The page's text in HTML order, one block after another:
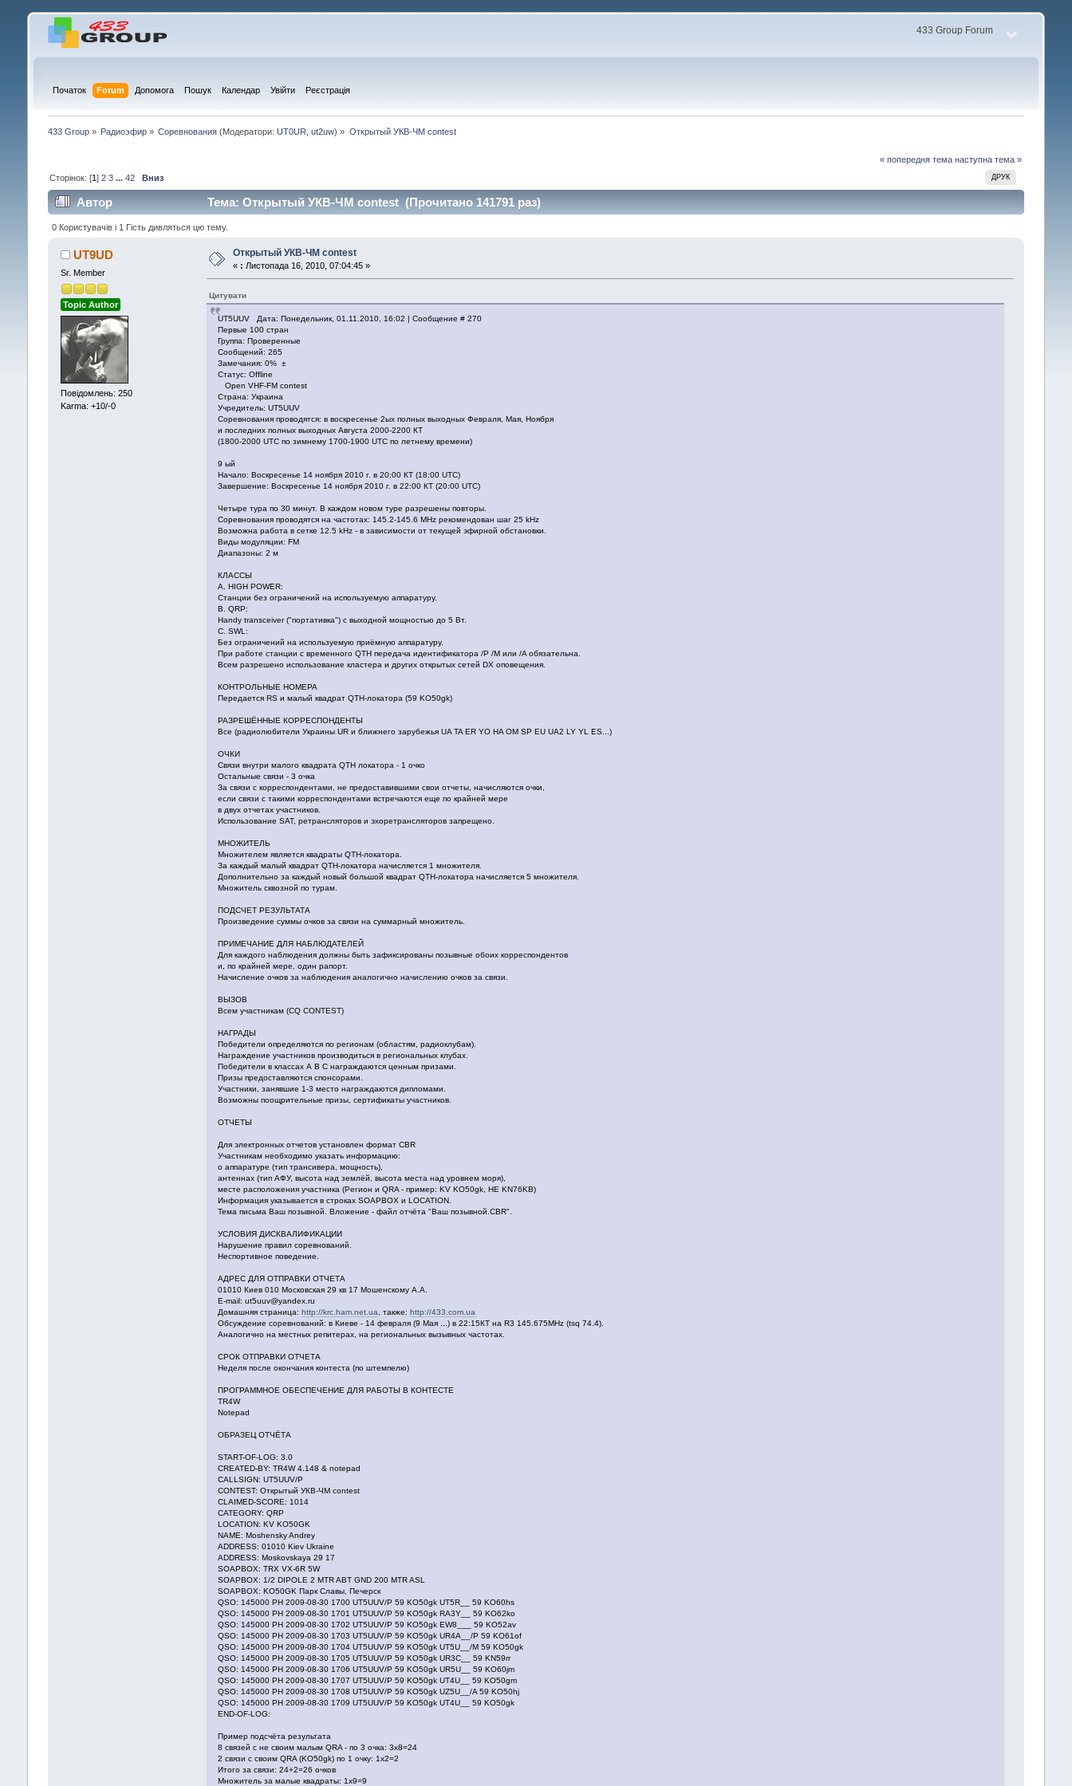
433 Group Forum
Початок Forum Допомога Пошук Календар Увійти Реєстрація
433 Group» Радиоэфир » Соревнования (Модератори:UT0UR ,ut2uw) » Открытый УКВ-ЧМ contest
« попередня тема наступна тема »
ДРУК
Сторінок: [1] 2 3 ... 42 Вниз
Автор Тема: Открытый УКВ-ЧМ contest (Прочитано 141791 раз)
0 Користувачів і 1 Гість дивляться цю тему.
UT9UD
Sr. Member
Topic Author
Повідомлень: 250
Karma: +10/-0
Открытый УКВ-ЧМ contest
« : Листопада 16, 2010, 07:04:45 »
Цитувати
UT5UUV Дата: Понедельник, 01.11.2010, 16:02 | Сообщение # 270
Первые 100 стран
Группа: Проверенные
Сообщений: 265
Замечания: 0% ±
Статус: Offline
Open VHF-FM contest
Страна: Украина
Учредитель: UT5UUV
Соревнования проводятся: в воскресенье 2ых полных выходных Февраля, Мая, Ноября
и последних полных выходных Августа 2000-2200 КТ
(1800-2000 UTC по зимнему 1700-1900 UTC по летнему времени)
9 ый
Начало: Воскресенье 14 ноября 2010 г. в 20:00 КТ (18:00 UTC)
Завершение: Воскресенье 14 ноября 2010 г. в 22:00 КТ (20:00 UTC)
Четыре тура по 30 минут. В каждом новом туре разрешены повторы.
Соревнования проводятся на частотах: 145.2-145.6 MHz рекомендован шаг 25 kHz
Возможна работа в сетке 12.5 kHz - в зависимости от текущей эфирной обстановки.
Виды модуляции: FM
Диапазоны: 2 м
КЛАССЫ
A. HIGH POWER:
Станции без ограничений на используемую аппаратуру.
B. QRP:
Handy transceiver ("портативка") с выходной мощностью до 5 Вт.
C. SWL:
Без ограничений на используемую приёмную аппаратуру.
При работе станции с временного QTH передача идентификатора /P /M или /A обязательна.
Всем разрешено использование кластера и других открытых сетей DX оповещения.
КОНТРОЛЬНЫЕ НОМЕРА
Передается RS и малый квадрат QTH-локатора (59 KO50gk)
РАЗРЕШЁННЫЕ КОРРЕСПОНДЕНТЫ
Все (радиолюбители Украины UR и ближнего зарубежья UA TA ER YO HA OM SP EU UA2 LY YL ES...)
ОЧКИ
Связи внутри малого квадрата QTH локатора - 1 очко
Остальные связи - 3 очка
За связи с корреспондентами, не предоставившими свои отчеты, начисляются очки,
если связи с такими корреспондентами встречаются еще по крайней мере
в двух отчетах участников.
Использование SAT, ретрансляторов и эхоретрансляторов запрещено.
МНОЖИТЕЛЬ
Множителем является квадраты QTH-локатора.
За каждый малый квадрат QTH-локатора начисляется 1 множителя.
Дополнительно за каждый новый большой квадрат QTH-локатора начисляется 5 множителя.
Множитель сквозной по турам.
ПОДСЧЕТ РЕЗУЛЬТАТА
Произведение суммы очков за связи на суммарный множитель.
ПРИМЕЧАНИЕ ДЛЯ НАБЛЮДАТЕЛЕЙ
Для каждого наблюдения должны быть зафиксированы позывные обоих корреспондентов
и, по крайней мере, один рапорт.
Начисление очков за наблюдения аналогично начислению очков за связи.
ВЫЗОВ
Всем участникам (CQ CONTEST)
НАГРАДЫ
Победители определяются по регионам (областям, радиоклубам).
Награждение участников производиться в региональных клубах.
Победители в классах А В С награждаются ценным призами.
Призы предоставляются спонсорами.
Участники, занявшие 1-3 место награждаются дипломами.
Возможны поощрительные призы, сертификаты участников.
ОТЧЕТЫ
Для электронных отчетов установлен формат CBR
Участникам необходимо указать информацию:
о аппаратуре (тип трансивера, мощность),
антеннах (тип АФУ, высота над землёй, высота места над уровнем моря),
месте расположения участника (Регион и QRA - пример: KV KO50gk, HE KN76KB)
Информация указывается в строках SOAPBOX и LOCATION.
Тема письма Ваш позывной. Вложение - файл отчёта "Ваш позывной.CBR".
УСЛОВИЯ ДИСКВАЛИФИКАЦИИ
Нарушение правил соревнований.
Неспортивное поведение.
АДРЕС ДЛЯ ОТПРАВКИ ОТЧЕТА
01010 Киев 010 Московская 29 кв 17 Мошенскому А.А.
E-mail:ut5uuv@yandex.ru
Домашняя страница:http://krc.ham.net.ua , также:http://433.com.ua
Обсуждение соревнований: в Киеве - 14 февраля (9 Мая ...) в 22:15КТ на R3 145.675MHz (tsq 74.4).
Аналогично на местных репитерах, на региональных вызывных частотах.
СРОК ОТПРАВКИ ОТЧЕТА
Неделя после окончания контеста (по штемпелю)
ПРОГРАММНОЕ ОБЕСПЕЧЕНИЕ ДЛЯ РАБОТЫ В КОНТЕСТЕ
TR4W
Notepad
ОБРАЗЕЦ ОТЧЁТА
START-OF-LOG: 3.0
CREATED-BY: TR4W 4.148 & notepad
CALLSIGN: UT5UUV/P
CONTEST: Открытый УКВ-ЧМ contest
CLAIMED-SCORE: 1014
CATEGORY: QRP
LOCATION: KV KO50GK
NAME: Moshensky Andrey
ADDRESS: 01010 Kiev Ukraine
ADDRESS: Moskovskaya 29 17
SOAPBOX: TRX VX-6R 5W
SOAPBOX: 1/2 DIPOLE 2 MTR ABT GND 200 MTR ASL
SOAPBOX: KO50GK Парк Славы, Печерск
QSO: 145000 PH 2009-08-30 1700 UT5UUV/P 59 KO50gk UT5R__ 59 KO60hs
QSO: 145000 PH 2009-08-30 1701 UT5UUV/P 59 KO50gk RA3Y__ 59 KO62ko
QSO: 145000 PH 2009-08-30 1702 UT5UUV/P 59 KO50gk EW8___ 59 KO52av
QSO: 145000 PH 2009-08-30 1703 UT5UUV/P 59 KO50gk UR4A__/P 59 KO61of
QSO: 145000 PH 2009-08-30 1704 UT5UUV/P 59 KO50gk UT5U__/M 59 KO50gk
QSO: 145000 PH 2009-08-30 1705 UT5UUV/P 59 KO50gk UR3C__ 59 KN59rr
QSO: 145000 PH 2009-08-30 1706 UT5UUV/P 59 KO50gk UR5U__ 59 KO60jm
QSO: 145000 PH 2009-08-30 1707 UT5UUV/P 59 KO50gk UT4U__ 59 KO50gm
QSO: 145000 PH 2009-08-30 1708 UT5UUV/P 59 KO50gk UZ5U__/A 59 KO50hj
QSO: 145000 PH 2009-08-30 1709 UT5UUV/P 59 KO50gk UT4U__ 59 KO50gk
END-OF-LOG:
Пример подсчёта результата
8 связей с не своим малым QRA - по 3 очка: 3x8=24
2 связи с своим QRA (KO50gk) по 1 очку: 1х2=2
Итого за связи: 24+2=26 очков
Множитель за малые квадраты: 1x9=9